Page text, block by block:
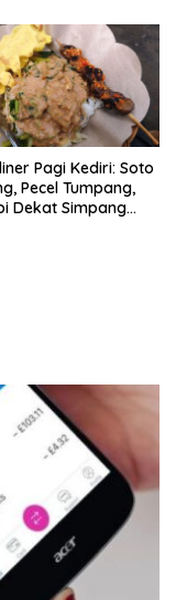
Pagi Kediri: Soto
Pecel Tumpang,
Dekat Simpang